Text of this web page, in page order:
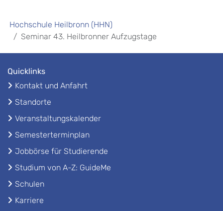
Hochschule Heilbronn (HHN)
Seminar 43. Heilbronner Aufzugstage
Quicklinks
Kontakt und Anfahrt
Standorte
Veranstaltungskalender
Semesterterminplan
Jobbörse für Studierende
Studium von A-Z: GuideMe
Schulen
Karriere